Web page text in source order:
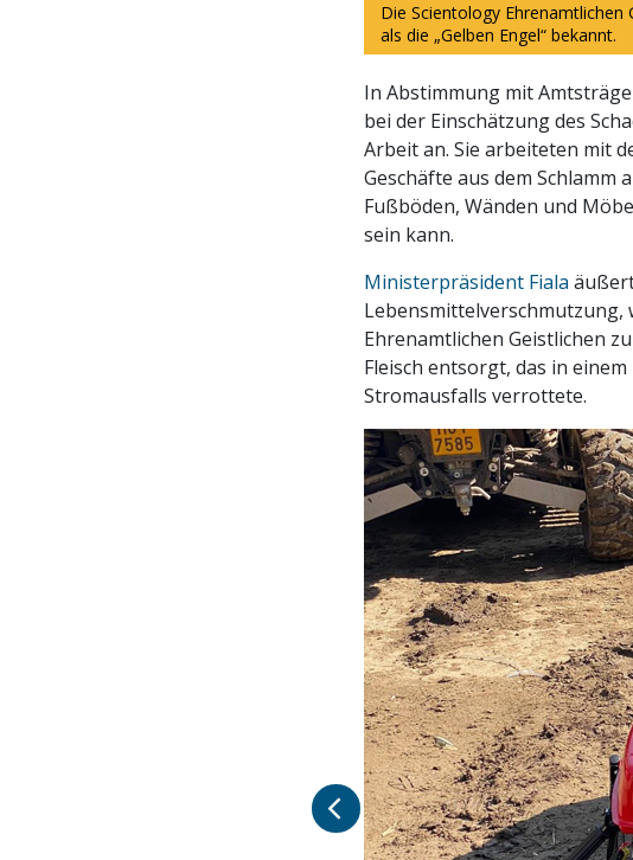
Die Scientology Ehrenamtlichen
als die „Gelben Engel“ bekannt.
In Abstimmung mit
bei der Einschätzung des
Arbeit an. Sie arbeiteten mit
Geschäfte aus dem Schlamm
Fußböden, Wänden und
sein kann.
Ministerpräsident Fiala
Lebensmittelverschmutzung,
Ehrenamtlichen Geistlichen
Fleisch entsorgt, das in
Stromausfalls verrottete.